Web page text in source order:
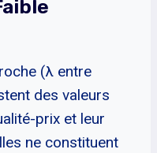
(λ entre
des valeurs
prix et leur
ne constituent